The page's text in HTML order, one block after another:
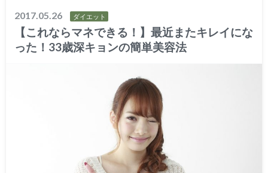
2017.05.26 ダイエット
【これならマネできる！】最近またキレイにな
った！33歳深キョンの簡単美容法